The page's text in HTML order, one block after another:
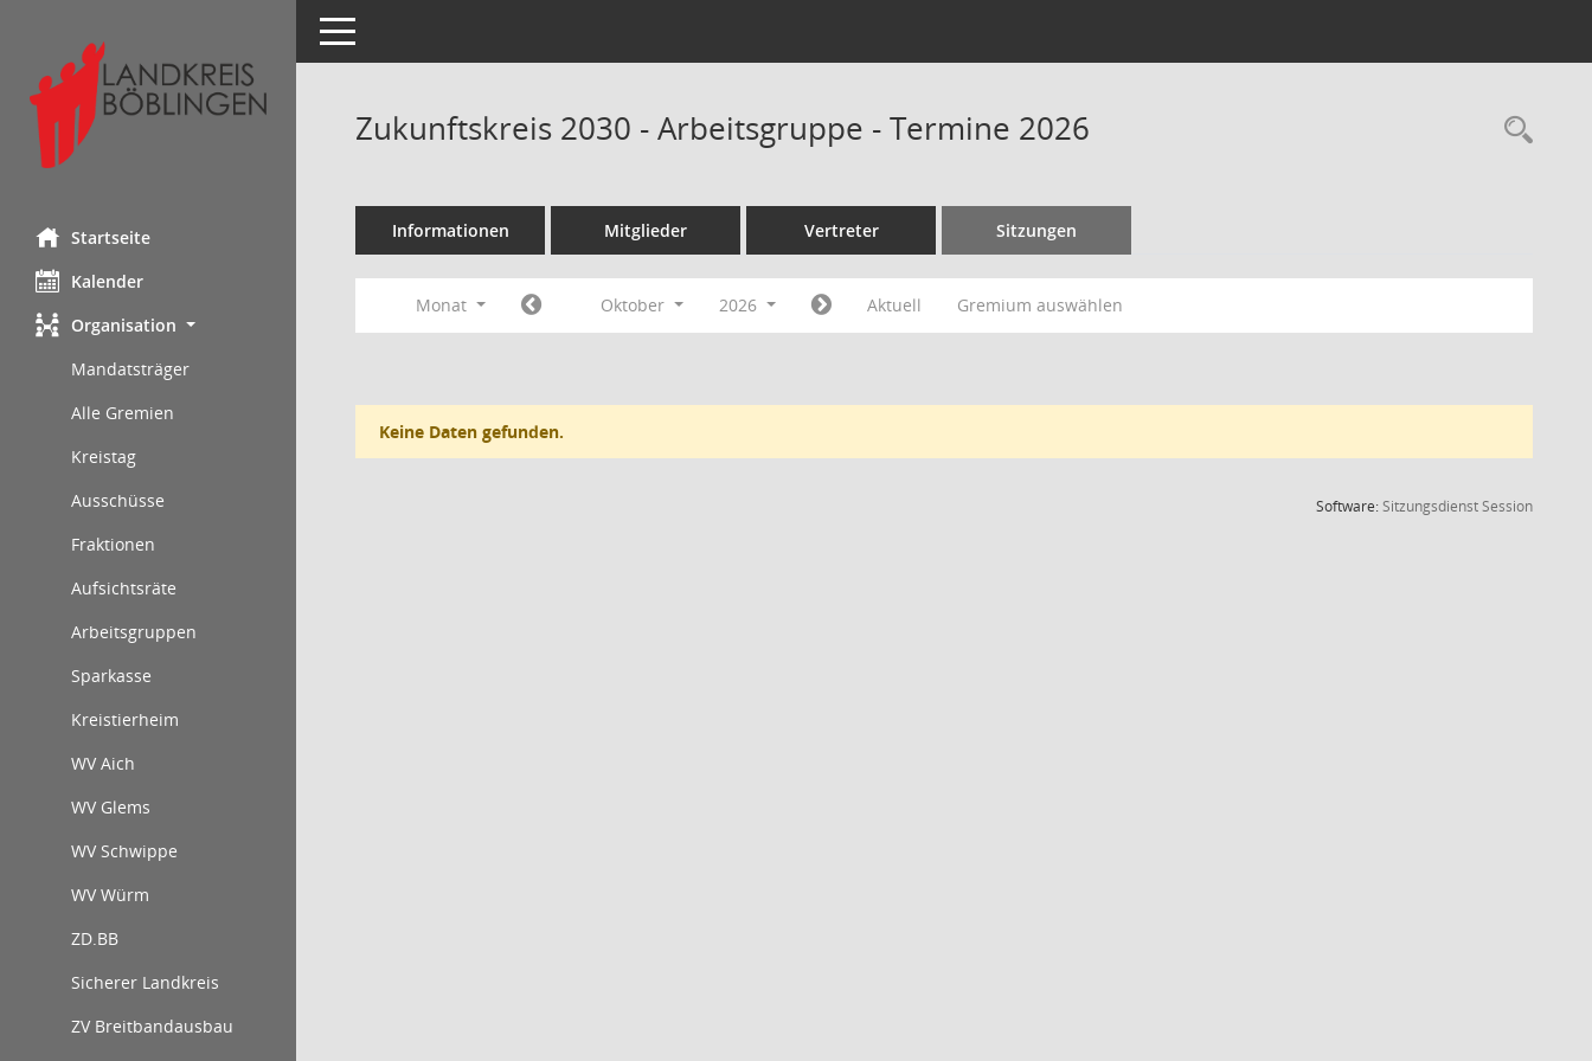
Startseite
Kalender
Organisation
Mandatsträger
Alle Gremien
Kreistag
Ausschüsse
Fraktionen
Aufsichtsräte
Arbeitsgruppen
Sparkasse
Kreistierheim
WV Aich
WV Glems
WV Schwippe
WV Würm
ZD.BB
Sicherer Landkreis
ZV Breitbandausbau
Toggle navigation
Zukunftskreis 2030 - Arbeitsgruppe - Termine 2026
Informationen Mitglieder Vertreter Sitzungen
Monat Oktober 2026 Aktuell Gremium auswählen
Keine Daten gefunden.
Software:SitzungsdienstSession(Wird in